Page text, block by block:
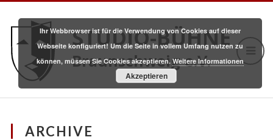
STUDIO-BÜHNE
Braunschweig e.V.
ARCHIVE
Ihr Webbrowser ist für die Verwendung von Cookies auf dieser
Webseite konfiguriert! Um die Seite in vollem Umfang nutzen zu
können, müssen Sie Cookies akzeptieren.Weitere Informationen
Akzeptieren